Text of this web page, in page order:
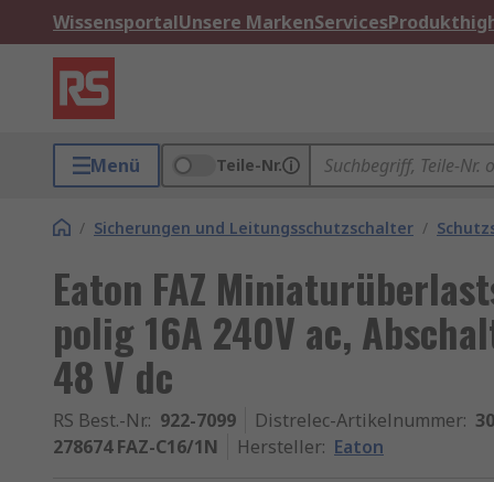
WissensportalUnsere MarkenServices
Menü Teile-Nr.
/ Sicherungen und Leitungsschutzschalter /
Eaton FAZ
polig 16A 240V ac,
48 V dc
RS Best.-Nr.: 922-7099 Distrelec-Artikelnummer:
278674 FAZ-C16/1N
Hersteller: Eaton